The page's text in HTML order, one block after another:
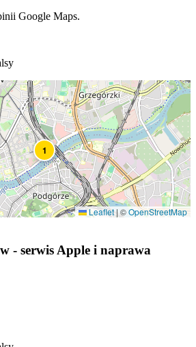
Google Maps.
1
Leaflet | ©OpenStreetMap
- serwis Apple i naprawa